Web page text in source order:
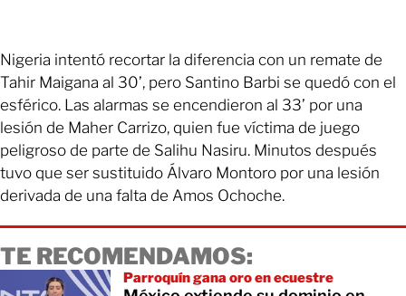
Nigeria intentó recortar la diferencia con un remate de
Tahir Maigana al 30’, pero Santino Barbi se quedó con el
esférico. Las alarmas se encendieron al 33’ por una
lesión de Maher Carrizo, quien fue víctima de juego
peligroso de parte de Salihu Nasiru. Minutos después
tuvo que ser sustituido Álvaro Montoro por una lesión
derivada de una falta de Amos Ochoche.
TE RECOMENDAMOS:
Parroquín gana oro en ecuestre